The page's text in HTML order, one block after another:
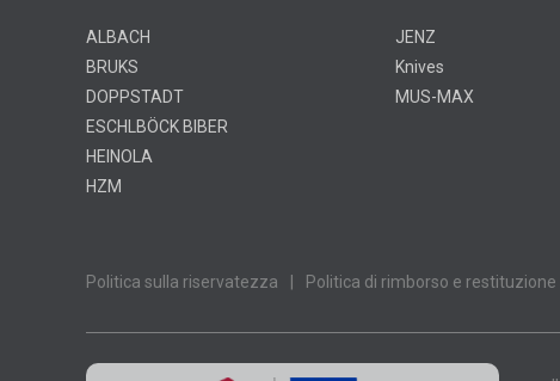
ALBACH
BRUKS
DOPPSTADT
ESCHLBÖCK BIBER
HEINOLA
HZM
JENZ
Knives
MUS-MAX
Politica sulla riservatezza | Politica di rimborso e restituzione